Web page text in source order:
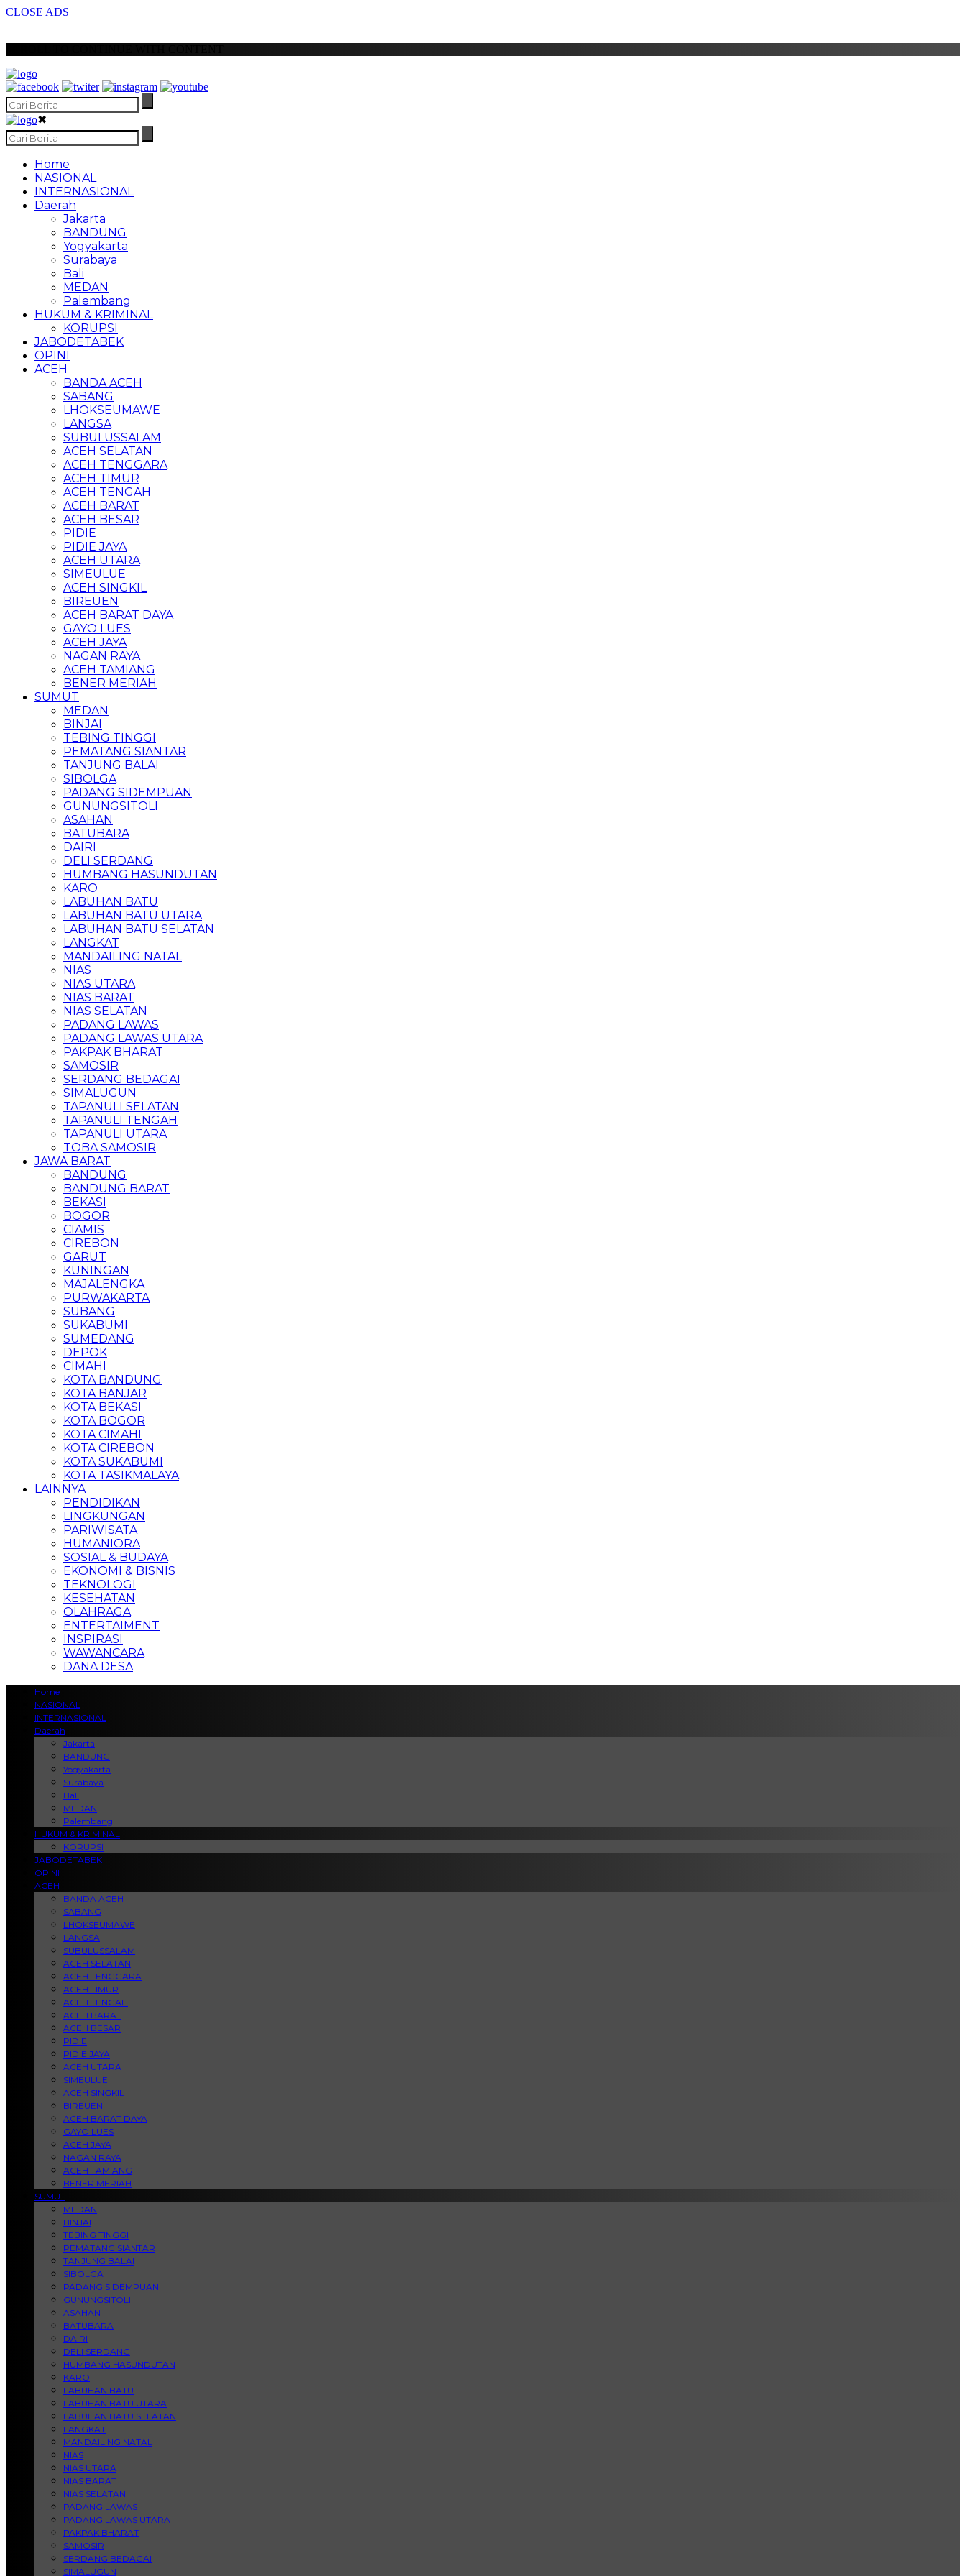
CLOSE ADS
✖
Home
NASIONAL
INTERNASIONAL
Daerah
Jakarta
BANDUNG
Yogyakarta
Surabaya
Bali
MEDAN
Palembang
HUKUM & KRIMINAL
KORUPSI
JABODETABEK
OPINI
ACEH
BANDA ACEH
SABANG
LHOKSEUMAWE
LANGSA
SUBULUSSALAM
ACEH SELATAN
ACEH TENGGARA
ACEH TIMUR
ACEH TENGAH
ACEH BARAT
ACEH BESAR
PIDIE
PIDIE JAYA
ACEH UTARA
SIMEULUE
ACEH SINGKIL
BIREUEN
ACEH BARAT DAYA
GAYO LUES
ACEH JAYA
NAGAN RAYA
ACEH TAMIANG
BENER MERIAH
SUMUT
MEDAN
BINJAI
TEBING TINGGI
PEMATANG SIANTAR
TANJUNG BALAI
SIBOLGA
PADANG SIDEMPUAN
GUNUNGSITOLI
ASAHAN
BATUBARA
DAIRI
DELI SERDANG
HUMBANG HASUNDUTAN
KARO
LABUHAN BATU
LABUHAN BATU UTARA
LABUHAN BATU SELATAN
LANGKAT
MANDAILING NATAL
NIAS
NIAS UTARA
NIAS BARAT
NIAS SELATAN
PADANG LAWAS
PADANG LAWAS UTARA
PAKPAK BHARAT
SAMOSIR
SERDANG BEDAGAI
SIMALUGUN
TAPANULI SELATAN
TAPANULI TENGAH
TAPANULI UTARA
TOBA SAMOSIR
JAWA BARAT
BANDUNG
BANDUNG BARAT
BEKASI
BOGOR
CIAMIS
CIREBON
GARUT
KUNINGAN
MAJALENGKA
PURWAKARTA
SUBANG
SUKABUMI
SUMEDANG
DEPOK
CIMAHI
KOTA BANDUNG
KOTA BANJAR
KOTA BEKASI
KOTA BOGOR
KOTA CIMAHI
KOTA CIREBON
KOTA SUKABUMI
KOTA TASIKMALAYA
LAINNYA
PENDIDIKAN
LINGKUNGAN
PARIWISATA
HUMANIORA
SOSIAL & BUDAYA
EKONOMI & BISNIS
TEKNOLOGI
KESEHATAN
OLAHRAGA
ENTERTAIMENT
INSPIRASI
WAWANCARA
DANA DESA
Home
NASIONAL
INTERNASIONAL
Daerah
Jakarta
BANDUNG
Yogyakarta
Surabaya
Bali
MEDAN
Palembang
HUKUM & KRIMINAL
KORUPSI
JABODETABEK
OPINI
ACEH
BANDA ACEH
SABANG
LHOKSEUMAWE
LANGSA
SUBULUSSALAM
ACEH SELATAN
ACEH TENGGARA
ACEH TIMUR
ACEH TENGAH
ACEH BARAT
ACEH BESAR
PIDIE
PIDIE JAYA
ACEH UTARA
SIMEULUE
ACEH SINGKIL
BIREUEN
ACEH BARAT DAYA
GAYO LUES
ACEH JAYA
NAGAN RAYA
ACEH TAMIANG
BENER MERIAH
SUMUT
MEDAN
BINJAI
TEBING TINGGI
PEMATANG SIANTAR
TANJUNG BALAI
SIBOLGA
PADANG SIDEMPUAN
GUNUNGSITOLI
ASAHAN
BATUBARA
DAIRI
DELI SERDANG
HUMBANG HASUNDUTAN
KARO
LABUHAN BATU
LABUHAN BATU UTARA
LABUHAN BATU SELATAN
LANGKAT
MANDAILING NATAL
NIAS
NIAS UTARA
NIAS BARAT
NIAS SELATAN
PADANG LAWAS
PADANG LAWAS UTARA
PAKPAK BHARAT
SAMOSIR
SERDANG BEDAGAI
SIMALUGUN